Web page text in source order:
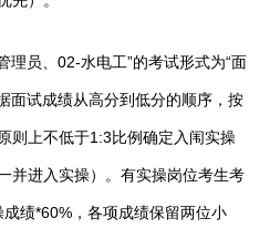
理员、02-水电工”的考试形式为“面
面试成绩从高分到低分的顺序，按
则上不低于1:3比例确定入闱实操
并进入实操）。有实操岗位考生考
绩*60%，各项成绩保留两位小